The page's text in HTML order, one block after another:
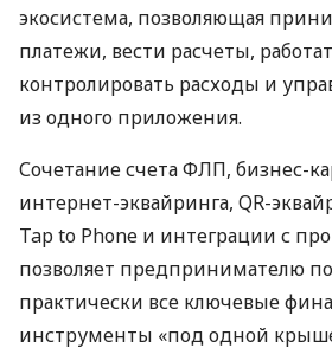
экосистема, позволяющая
платежи, вести расчеты,
контролировать расходы и
из одного приложения.
Сочетание счета ФЛП, бизнес-
интернет-эквайринга, QR-
Tap to Phone и интеграции с
позволяет предпринимателю
практически все ключевые
инструменты «под одной